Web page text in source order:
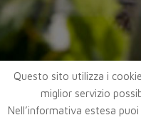
Questo sito utilizza i
miglior servizio
Nell’informativa estesa